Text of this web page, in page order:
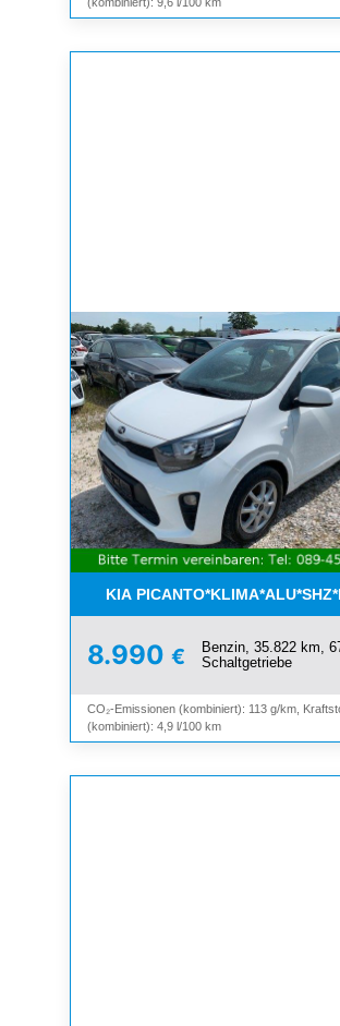
KIA
8.990 €
Benzin, 35.822 km,
Schaltgetriebe
CO₂-Emissionen (kombiniert): 113 g/km,
(kombiniert): 4,9 l/100 km